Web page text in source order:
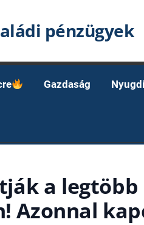
pénzügyek
Gazdaság
a
Azonnal